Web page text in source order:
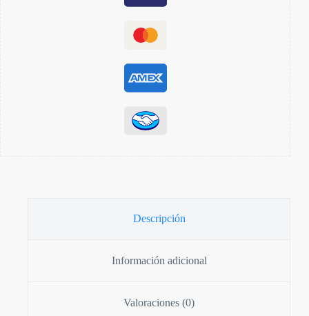
Descripción
Información adicional
Valoraciones (0)